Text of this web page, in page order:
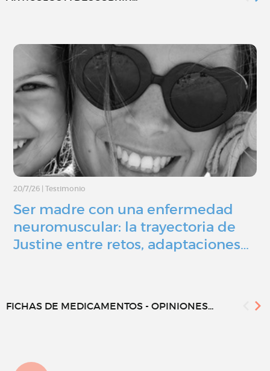
20/7/26 Testimonio
Ser madre con una enfermedad
neuromuscular: la trayectoria de
Justine entre retos, adaptaciones…
FICHAS DE MEDICAMENTOS - OPINIONES...